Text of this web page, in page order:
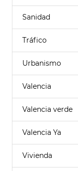
Sanidad
Tráfico
Urbanismo
Valencia
Valencia verde
Valencia Ya
Vivienda